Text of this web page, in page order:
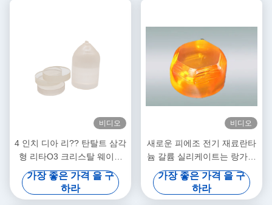
비디오
4 인치 디아 리?? 탄탈트 삼각
형 리타O3 크리스탈 웨이퍼
E-O 장치
가장 좋은 가격 을 구
하라
비디오
새로운 피에조 전기 재료란타
늄 갈륨 실리케이트는 랑가시
트 크리스탈로 알려져 있습니
다.
가장 좋은 가격 을 구
하라